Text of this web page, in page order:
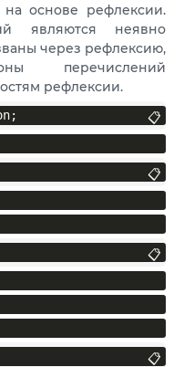
основе рефлексии.
являются неявно
через рефлексию,
перечислений
рефлексии.
📋
📋
📋
📋